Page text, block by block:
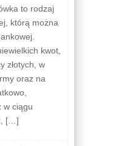
to rodzaj
którą można
kwot,
złotych, w
oraz na
w ciągu
[…]